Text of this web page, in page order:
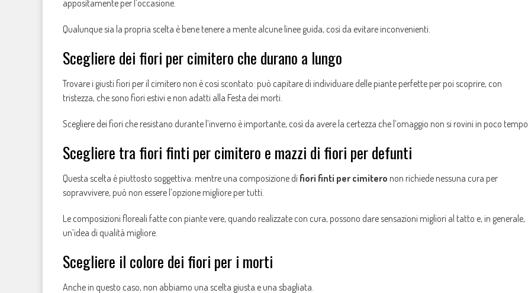
appositamente per l’occasione.
Qualunque sia la propria scelta è bene tenere a mente alcune linee guida, così da evitare inconvenienti.
Scegliere dei fiori per cimitero che durano a lungo
Trovare i giusti fiori per il cimitero non è così scontato: può capitare di individuare delle piante perfette per poi scoprire, con
tristezza, che sono fiori estivi e non adatti alla Festa dei morti.
Scegliere dei fiori che resistano durante l’inverno è importante, così da avere la certezza che l’omaggio non si rovini in poco tempo.
Scegliere tra fiori finti per cimitero e mazzi di fiori per defunti
Questa scelta è piuttosto soggettiva: mentre una composizione di fiori finti per cimitero non richiede nessuna cura per
sopravvivere, può non essere l’opzione migliore per tutti.
Le composizioni floreali fatte con piante vere, quando realizzate con cura, possono dare sensazioni migliori al tatto e, in generale,
un’idea di qualità migliore.
Scegliere il colore dei fiori per i morti
Anche in questo caso, non abbiamo una scelta giusta e una sbagliata.